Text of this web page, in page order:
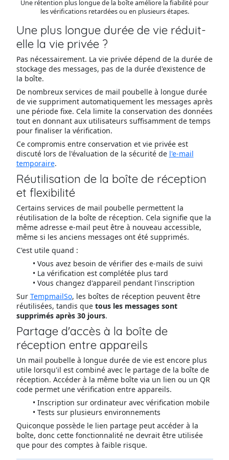
Une rétention plus longue de la boîte améliore la fiabilité pour
les vérifications retardées ou en plusieurs étapes.
Une plus longue durée de vie réduit-
elle la vie privée ?
Pas nécessairement. La vie privée dépend de la durée de
stockage des messages, pas de la durée d'existence de
la boîte.
De nombreux services de mail poubelle à longue durée
de vie suppriment automatiquement les messages après
une période fixe. Cela limite la conservation des données
tout en donnant aux utilisateurs suffisamment de temps
pour finaliser la vérification.
Ce compromis entre conservation et vie privée est
discuté lors de l'évaluation de la sécurité de l'e-mail
temporaire.
Réutilisation de la boîte de réception
et flexibilité
Certains services de mail poubelle permettent la
réutilisation de la boîte de réception. Cela signifie que la
même adresse e-mail peut être à nouveau accessible,
même si les anciens messages ont été supprimés.
C'est utile quand :
Vous avez besoin de vérifier des e-mails de suivi
La vérification est complétée plus tard
Vous changez d'appareil pendant l'inscription
Sur TempmailSo, les boîtes de réception peuvent être
réutilisées, tandis que tous les messages sont
supprimés après 30 jours.
Partage d'accès à la boîte de
réception entre appareils
Un mail poubelle à longue durée de vie est encore plus
utile lorsqu'il est combiné avec le partage de la boîte de
réception. Accéder à la même boîte via un lien ou un QR
code permet une vérification entre appareils.
Inscription sur ordinateur avec vérification mobile
Tests sur plusieurs environnements
Quiconque possède le lien partage peut accéder à la
boîte, donc cette fonctionnalité ne devrait être utilisée
que pour des comptes à faible risque.